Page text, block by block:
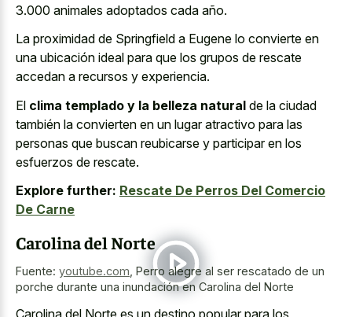
3.000 animales adoptados cada año.
La proximidad de Springfield a Eugene lo convierte en
una ubicación ideal para que los grupos de rescate
accedan a recursos y experiencia.
El clima templado y la belleza natural de la ciudad
también la convierten en un lugar atractivo para las
personas que buscan reubicarse y participar en los
esfuerzos de rescate.
Explore further: Rescate De Perros Del Comercio
De Carne
Carolina del Norte
Fuente: youtube.com Perro alegre al ser rescatado de un
porche durante una inundación en Carolina del Norte